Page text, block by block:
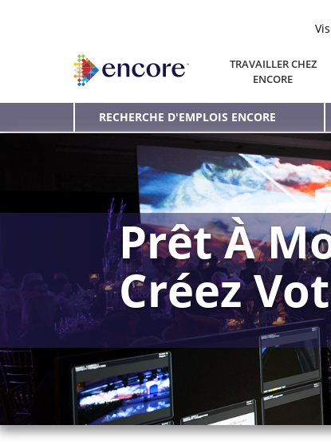
TRAVAILLER CHEZ
ENCORE
RECHERCHE D'EMPLOIS ENCORE
Prêt À
Créez